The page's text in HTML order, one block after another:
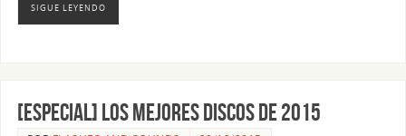
SIGUE LEYENDO
[ESPECIAL] Los mejores discos de 2015